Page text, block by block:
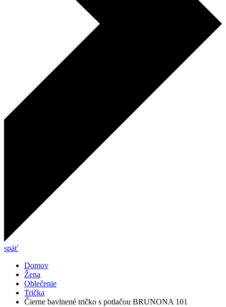
späť
Domov
Žena
Oblečenie
Trička
Čierne bavlnené tričko s potlačou BRUNONA 101